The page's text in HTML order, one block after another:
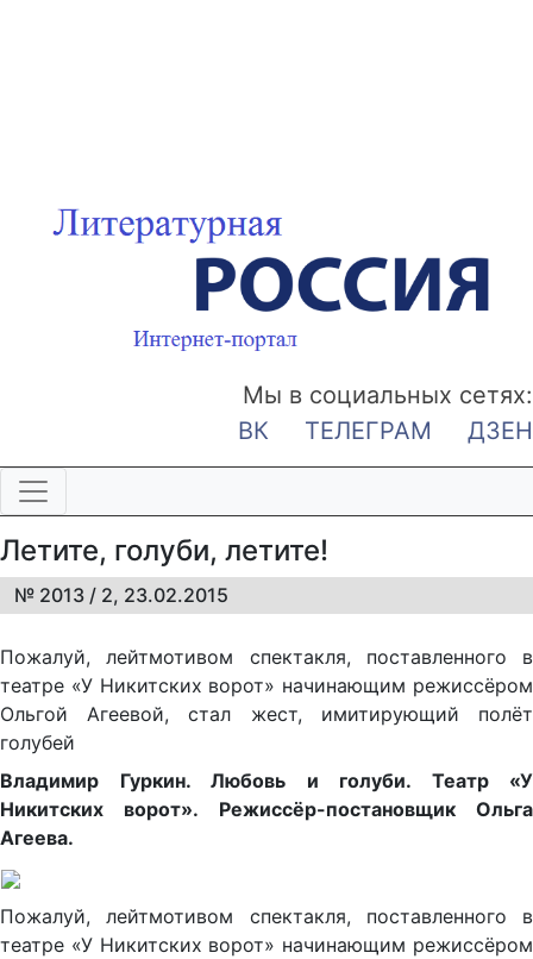
Мы в социальных сетях:
ВК
ТЕЛЕГРАМ ДЗЕН
Летите, голуби, летите!
№ 2013 / 2, 23.02.2015
Пожалуй, лейтмотивом спектакля, поставленного в
театре «У Никитских ворот» начинающим режиссёром
Ольгой Агеевой, стал жест, имитирующий полёт
голубей
Владимир Гуркин. Любовь и голуби. Театр «У
Никитских ворот». Режиссёр-постановщик Ольга
Агеева.
Пожалуй, лейтмотивом спектакля, поставленного в
театре «У Никитских ворот» начинающим режиссёром